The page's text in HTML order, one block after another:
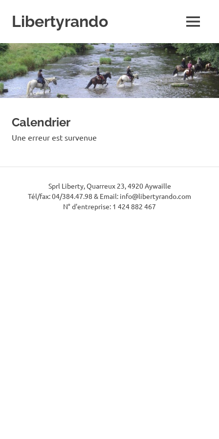
contentLibertyrando
spécialiste
de
la
randonnée
à
cheval
MENU
Calendrier
Une erreur est survenue
Sprl Liberty, Quarreux 23, 4920 Aywaille
Tél/fax: 04/384.47.98 & Email: info@libertyrando.com
N° d'entreprise: 1 424 882 467